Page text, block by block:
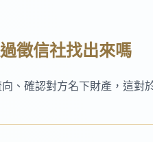
徵信社找出來嗎
、確認對方名下財產，這對